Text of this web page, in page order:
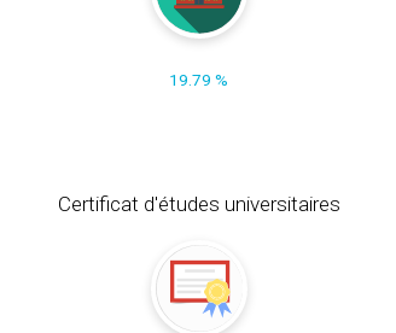
19.79 %
Certificat d'études universitaires